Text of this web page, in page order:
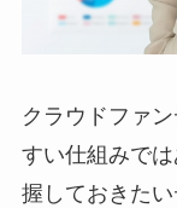
クラウドファ
すい仕組みで
握しておきたい